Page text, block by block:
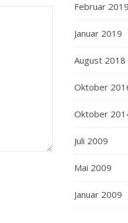
Februar 2019
Januar 2019
August 2018
Oktober
Oktober
Juli 2009
Mai 2009
Januar 2009